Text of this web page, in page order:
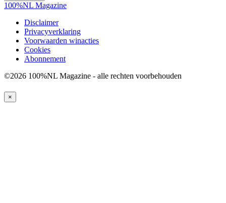
100%NL Magazine
Disclaimer
Privacyverklaring
Voorwaarden winacties
Cookies
Abonnement
©2026 100%NL Magazine - alle rechten voorbehouden
×